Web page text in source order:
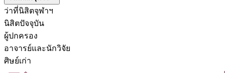
ว่าที่นิสิตจุฬาฯ
นิสิตปัจจุบัน
ผู้ปกครอง
อาจารย์และนักวิจัย
ศิษย์เก่า